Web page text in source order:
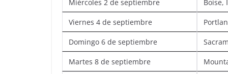
Miércoles 2 de septiembre Boise,
Viernes 4 de septiembre
Domingo 6 de septiembre
Martes 8 de septiembre